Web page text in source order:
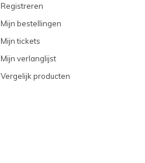
Registreren
Mijn bestellingen
Mijn tickets
Mijn verlanglijst
Vergelijk producten